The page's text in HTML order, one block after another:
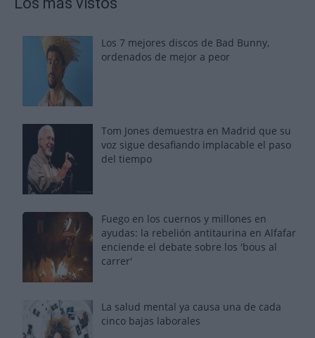
Los 7 mejores discos de Bad Bunny,
ordenados de mejor a peor
Tom Jones demuestra en Madrid que su
voz sigue desafiando implacable el paso
del tiempo
Fuego en los cuernos y millones en
ayudas: la rebelión antitaurina en Alfafar
enciende el debate sobre los 'bous al
carrer'
La salud mental ya causa una de cada
cinco bajas laborales